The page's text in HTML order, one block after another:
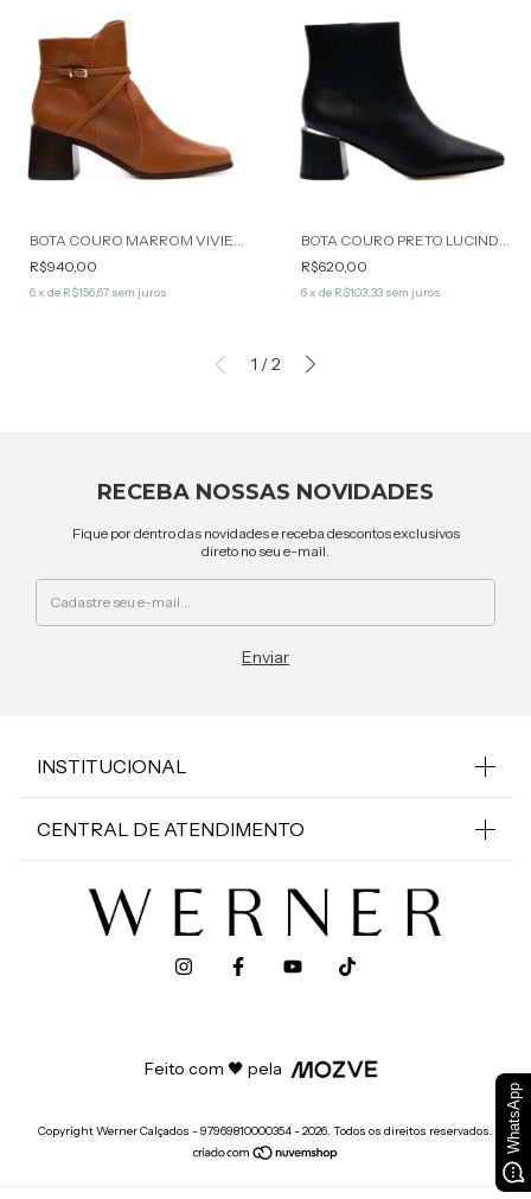
R$940,00
6x de R$156,67 sem juros
R$620,00
6x de R$103,33 sem juros
1 /2
WhatsApp
50 REAIS OFF!
RECEBA NOSSAS NOVIDADES
Fique por dentro das novidades e receba descontos exclusivos
direto no seu e-mail.
INSTITUCIONAL
CENTRAL DE ATENDIMENTO
Feito com 🖤 pela
Copyright Werner Calçados - 97969810000354 - 2026. Todos os direitos reservados.